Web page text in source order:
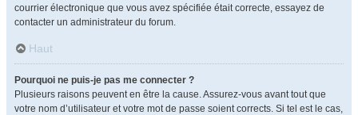
courrier électronique que vous avez spécifiée était correcte, essayez de
contacter un administrateur du forum.
Haut
Pourquoi ne puis-je pas me connecter ?
Plusieurs raisons peuvent en être la cause. Assurez-vous avant tout que
votre nom d’utilisateur et votre mot de passe soient corrects. Si tel est le cas,